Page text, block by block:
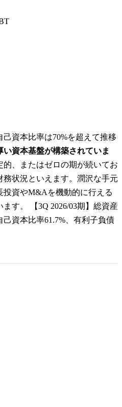
資本比率は70%を超えて推移
い資本基盤が構築されていま
、またはゼロの期が続いてお
務状況といえます。潤沢な手元
投資やM&Aを機動的に行える
す。 【3Q 2026/03期】総資産
資本比率61.7%、有利子負債